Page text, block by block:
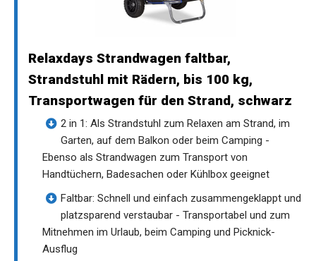
Relaxdays Strandwagen faltbar,
Strandstuhl mit Rädern, bis 100 kg,
Transportwagen für den Strand, schwarz
2 in 1: Als Strandstuhl zum Relaxen am Strand, im
Garten, auf dem Balkon oder beim Camping -
Ebenso als Strandwagen zum Transport von
Handtüchern, Badesachen oder Kühlbox geeignet
Faltbar: Schnell und einfach zusammengeklappt und
platzsparend verstaubar - Transportabel und zum
Mitnehmen im Urlaub, beim Camping und Picknick-
Ausflug